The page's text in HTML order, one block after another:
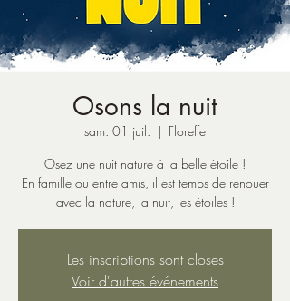
Osons la nuit
sam. 01 juil.
  |
Floreffe
Osez une nuit nature à la belle étoile !
En famille ou entre amis, il est temps de renouer
avec la nature, la nuit, les étoiles !
Les inscriptions sont closes
Voir d'autres événements